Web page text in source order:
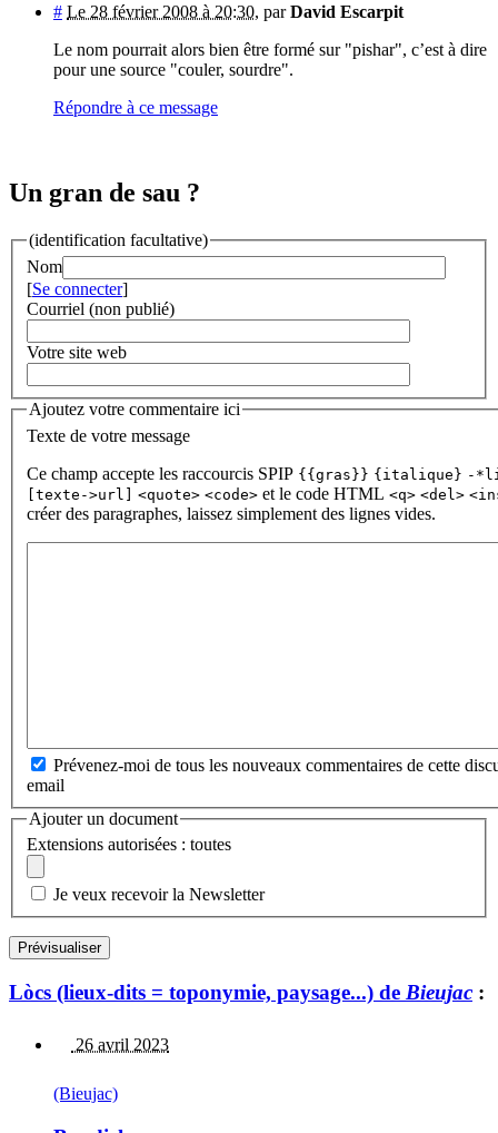
# Le 28 février 2008 à 20:30, parDavid Escarpit
Le nom pourrait alors bien être formé sur "pishar", c’est à dire
pour une source "couler, sourdre".
Répondre à ce message
Un gran de sau ?
(identification facultative)
Nom
[Se connecter]
Courriel (non publié)
Votre site web
Ajoutez votre commentaire ici
Texte de votre message
Ce champ accepte les raccourcis SPIP {{gras}} {italique} -
[texte->url]
<quote> <code> et le code HTML <q> <del>
créer des paragraphes, laissez simplement des lignes vides.
Prévenez-moi de tous les nouveaux commentaires de cette
email
Ajouter un document
Extensions autorisées : toutes
Je veux recevoir la Newsletter
Lòcs (lieux-dits = toponymie, paysage...) de Bieujac :
26 avril 2023
(Bieujac)